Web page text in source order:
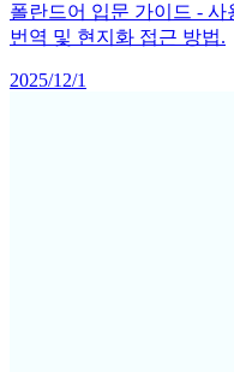
폴란드어 입문 가이드 -
번역 및 현지화 접근 방법.
2025/12/1